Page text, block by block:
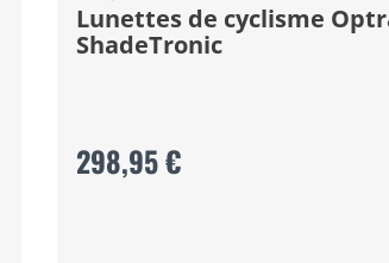
Lunettes de cyclisme
ShadeTronic
298,95 €